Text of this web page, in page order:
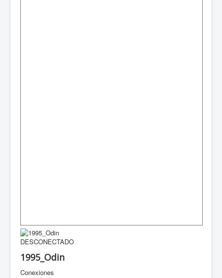
DESCONECTADO
1995_Odin
Conexiones